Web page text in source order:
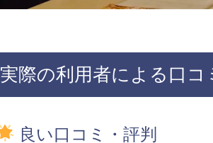
実際の利用者による口コ
良い口コミ・評判